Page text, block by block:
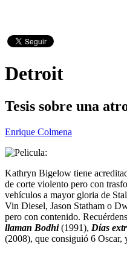
Detroit
Tesis sobre una
Enrique Colmena
Kathryn Bigelow tiene
de corte violento pero con
vehículos a mayor gloria de
Vin Diesel, Jason Statham o
pero con contenido.
llaman Bodhi(1991), Días
(2008), que consiguió 6 Oscar,